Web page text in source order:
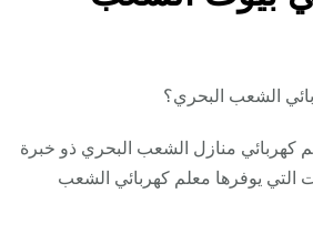
الشعب البحري؟
منازل الشعب البحري ذو خبرة
التي يوفرها معلم كهربائي الشعب